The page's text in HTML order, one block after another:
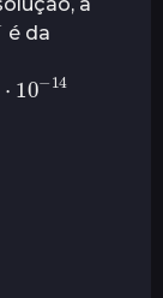
é da
10−
14